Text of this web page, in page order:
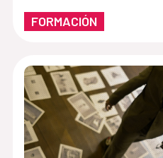
conocimiento
FORMACIÓN